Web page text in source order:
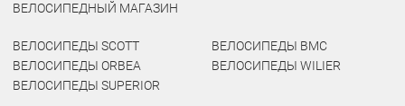
ВЕЛОСИПЕДНЫЙ МАГАЗИН
ВЕЛОСИПЕДЫ SCOTT
ВЕЛОСИПЕДЫ ORBEA
ВЕЛОСИПЕДЫ SUPERIOR
ВЕЛОСИПЕДЫ BMC
ВЕЛОСИПЕДЫ WILIER